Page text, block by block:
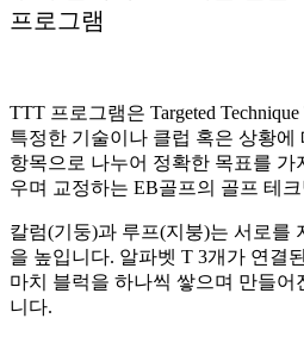
프로그램
TTT 프로그램은 Targeted
특정한 기술이나 클럽 혹은 상황에
항목으로 나누어 정확한 목표를 가
우며 교정하는 EB골프의 골프 테
칼럼(기둥)과 루프(지붕)는 서로를
을 높입니다. 알파벳 T 3개가 연결
마치 블럭을 하나씩 쌓으며 만들어
니다.